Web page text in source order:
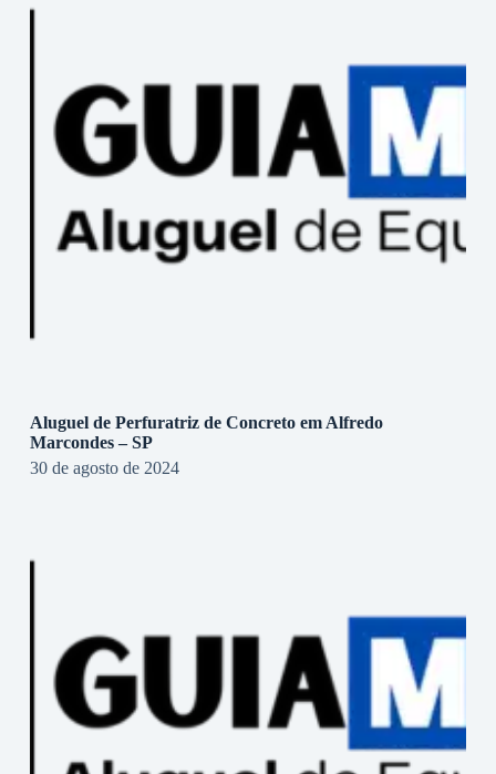
Aluguel de Perfuratriz de Concreto em Alfredo
Marcondes – SP
30 de agosto de 2024